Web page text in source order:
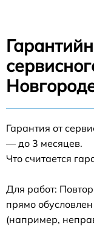
Гарантия от
— до 3 месяцев.
Что считается
Для работ:
прямо
(например,